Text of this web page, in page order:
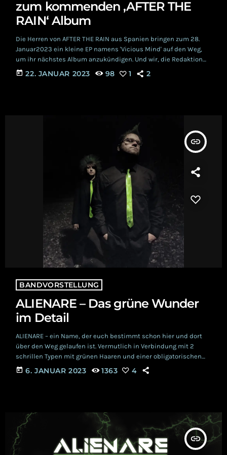
zum kommenden ‚AFTER THE
RAIN‘ Album
Die Herren von AFTER THE RAIN aus Spanien bringen zum 28.
Januar2023 ein kleine EP namens 'Vicious Mind' auf den Weg,
um ihr nächstes Album anzukündigen. Und wir, die Redaktion
der Schwarzen Welle, haben mal die Lauscher geöffnet, um
reinzuhören und Bericht zu erstatten. Da kommt eine tanzbare
today 22. JANUAR 2023 98 1 2
insert_link
BANDVORSTELLUNG
ALIENARE – Das grüne Wunder
im Detail
ALIENARE – ein Name, der euch bestimmt schon hier und dort
über den Weg gelaufen ist. Vermutlich in Verbindung mit 2
schrillen Typen mit grünen Haaren und einer obligatorischen
neongrünen Krawatte. Ja, liebe Real Gothics, für euch endet
dieser Beitrag hier schon wieder. Für alle, die musikalisch und
today 6. JANUAR 2023 1363 4
insert_link